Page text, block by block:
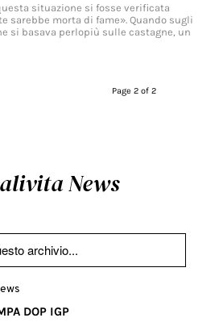
situazione si fosse verificata
sarebbe morta di fame». Quando sugli
si basava perlopiù sulle castagne, un
Page 2 of 2
News
DOP IGP